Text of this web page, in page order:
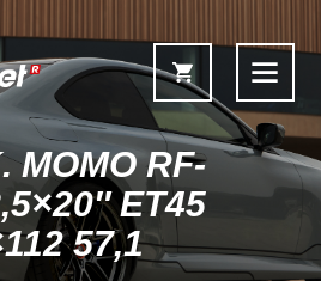
MOMO RF-
ET45
57,1